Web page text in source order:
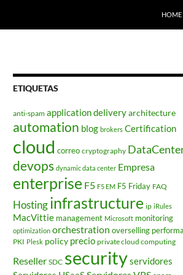
HOME
ETIQUETAS
anti-spam application deliveryarchitecture
automation blog brokers Certification
cloud correo cryptography
devops dynamic data center Empresa
enterprise F5 F5 EM F5 Friday FAQ
Hostinginfrastructure ip iRules
MacVittie management Microsoft monitoring
optimization orchestration overselling
PKI Plesk policy precio private cloud computing
Reseller SDC securityservidores